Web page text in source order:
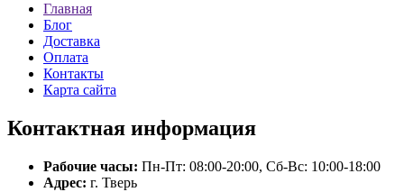
Главная
Блог
Доставка
Оплата
Контакты
Карта сайта
Контактная информация
Рабочие часы: Пн-Пт: 08:00-20:00, Сб-Вс: 10:00-18:00
Адрес: г. Тверь